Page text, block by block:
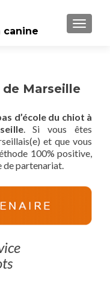
canine
de Marseille
d’école du chiot à
. Si vous êtes
et que vous
100% positive,
de partenariat.